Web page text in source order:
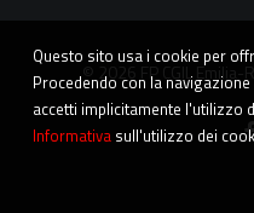
© 2026 FP CGIL
Questo sito usa i cookie per
Procedendo con la
accetti implicitamente l'utilizzo
Informativa sull'utilizzo dei